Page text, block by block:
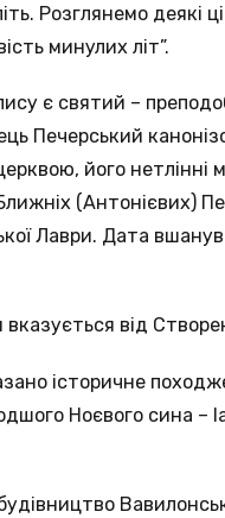
Розглянемо деякі
минулих літ”.
є святий –
Печерський
його нетлінні
(Антонієвих)
Лаври. Дата
від
історичне
Ноєвого сина –